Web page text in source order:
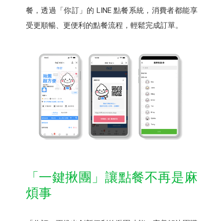
餐，透過「你訂」的 LINE 點餐系統，消費者都能享
受更順暢、更便利的點餐流程，輕鬆完成訂單。
「一鍵揪團」讓點餐不再是麻
煩事